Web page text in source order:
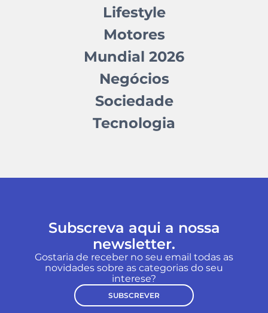
Lifestyle
Motores
Mundial 2026
Negócios
Sociedade
Tecnologia
Subscreva aqui a nossa
newsletter.
Gostaria de receber no seu email todas as
novidades sobre as categorias do seu
interese?
SUBSCREVER